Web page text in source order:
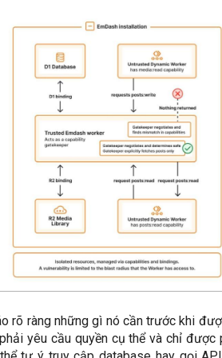
rõ ràng những gì nó cần trước khi
yêu cầu quyền cụ thể và chỉ được